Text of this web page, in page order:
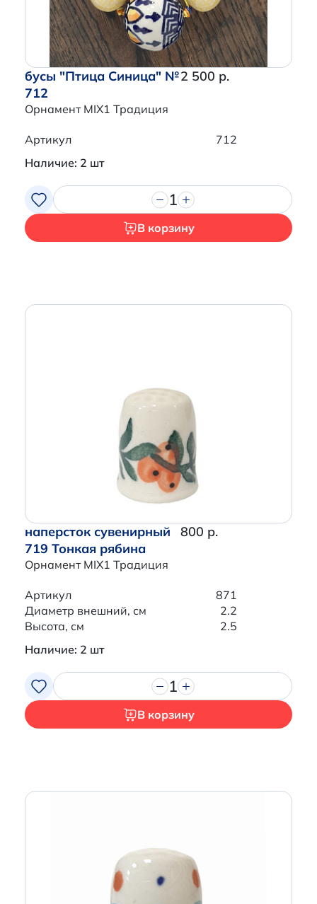
бусы "Птица Синица" №
712
Орнамент MIX1 Традиция
2 500 р.
Артикул
712
Наличие: 2 шт
1
В корзину
наперсток сувенирный
719 Тонкая рябина
Орнамент MIX1 Традиция
800 р.
Артикул
871
Диаметр внешний, см
2.2
Высота, см
2.5
Наличие: 2 шт
1
В корзину